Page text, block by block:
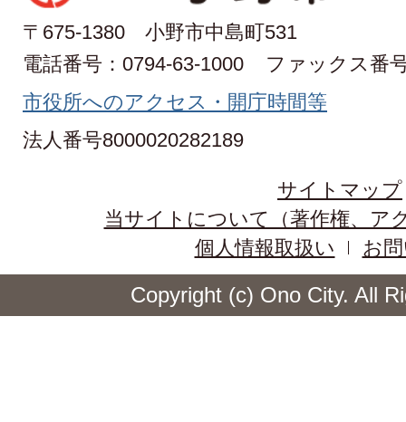
〒675-1380 小野市中島町531
電話番号：0794-63-1000
ファックス番
市役所へのアクセス・開庁時間等
法人番号8000020282189
サイトマップ
当サイトについて（著作権、ア
個人情報取扱い
お
Copyright (c) Ono City. All